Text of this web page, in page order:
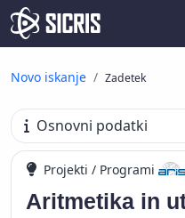
Novo iskanje Zadetek
Osnovni podatki
Projekti / Programi
Aritmetika in